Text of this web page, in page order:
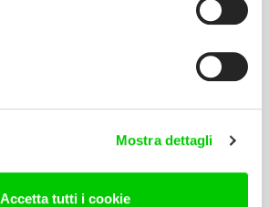
Mostra dettagli
Accetta tutti i cookie